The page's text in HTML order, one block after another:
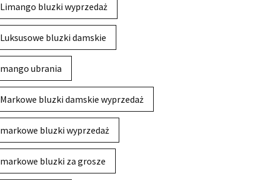
Limango bluzki wyprzedaż
Luksusowe bluzki damskie
mango ubrania
Markowe bluzki damskie wyprzedaż
markowe bluzki wyprzedaż
markowe bluzki za grosze